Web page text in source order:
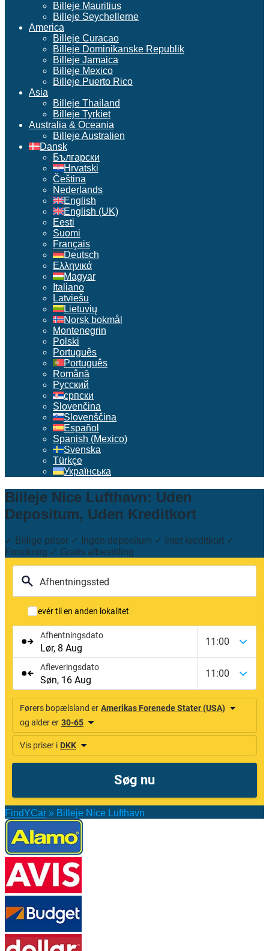
Billeje Mauritius
Billeje Seychellerne
America
Billeje Curacao
Billeje Dominikanske Republik
Billeje Jamaica
Billeje Mexico
Billeje Puerto Rico
Asia
Billeje Thailand
Billeje Tyrkiet
Australia & Oceania
Billeje Australien
Dansk
Български
Hrvatski
Čeština
Nederlands
English
English (UK)
Eesti
Suomi
Français
Deutsch
Ελληνικά
Magyar
Italiano
Latviešu
Lietuvių
Norsk bokmål
Montenegrin
Polski
Português
Português
Română
Русский
српски
Slovenčina
Slovenščina
Español
Spanish (Mexico)
Svenska
Türkçe
Українська
Billeje Nice Lufthavn: Uden
Depositum, Uden Kreditkort
✓ Billige priser ✓ Ingen depositum ✓ Intet kreditkort ✓
Forsikring ✓ Gratis afbestilling
FindYCar » Billeje Nice Lufthavn